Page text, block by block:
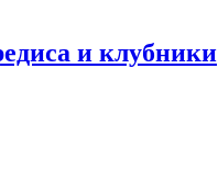
и клубники